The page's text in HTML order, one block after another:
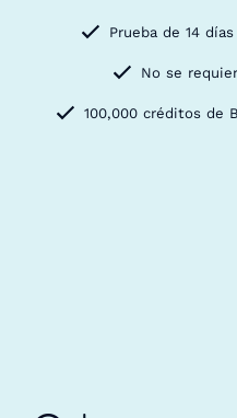
Prueba de 14
No se
100,000 créditos de